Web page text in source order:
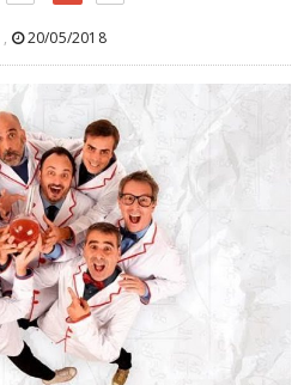
, 20/05/2018